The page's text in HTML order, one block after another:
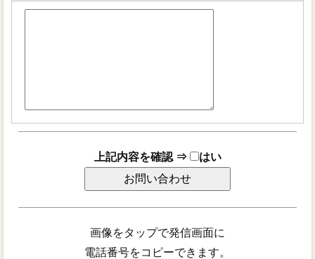
上記内容を確認 ⇒ はい
画像をタップで発信画面に
電話番号をコピーできます。